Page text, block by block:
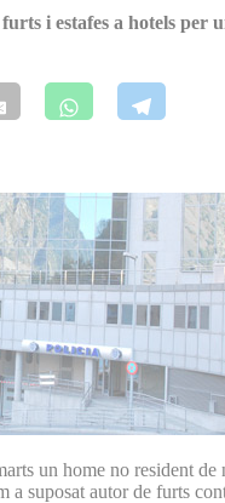
i estafes a hotels per
un home no resident de
a suposat autor de furts